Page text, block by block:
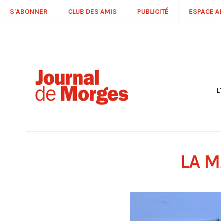
S'ABONNER CLUB DES AMIS PUBLICITÉ ESPACE
LA